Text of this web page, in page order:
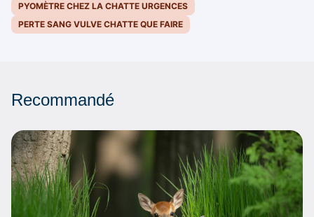
PYOMÈTRE CHEZ LA CHATTE URGENCES
PERTE SANG VULVE CHATTE QUE FAIRE
Recommandé